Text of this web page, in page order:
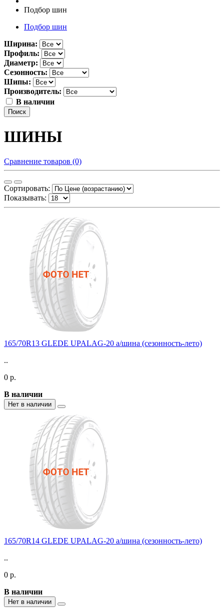
Подбор шин
Подбор шин
Ширина:
Профиль:
Диаметр:
Сезонность:
Шипы:
Производитель:
В наличии
Поиск
ШИНЫ
Сравнение товаров (0)
Сортировать:
Показывать:
165/70R13 GLEDE UPALAG-20 а/шина (сезонность-лето)
..
0 р.
В наличии
Нет в наличии
165/70R14 GLEDE UPALAG-20 а/шина (сезонность-лето)
..
0 р.
В наличии
Нет в наличии